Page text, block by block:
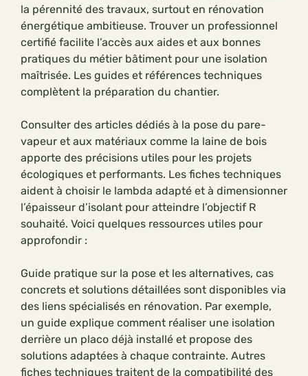
la pérennité des travaux, surtout en rénovation
énergétique ambitieuse. Trouver un professionnel
certifié facilite l’accès aux aides et aux bonnes
pratiques du métier bâtiment pour une isolation
maîtrisée. Les guides et références techniques
complètent la préparation du chantier.
Consulter des articles dédiés à la pose du pare-
vapeur et aux matériaux comme la laine de bois
apporte des précisions utiles pour les projets
écologiques et performants. Les fiches techniques
aident à choisir le lambda adapté et à dimensionner
l’épaisseur d’isolant pour atteindre l’objectif R
souhaité. Voici quelques ressources utiles pour
approfondir :
Guide pratique sur la pose et les alternatives, cas
concrets et solutions détaillées sont disponibles via
des liens spécialisés en rénovation. Par exemple,
un guide explique comment réaliser une isolation
derrière un placo déjà installé et propose des
solutions adaptées à chaque contrainte. Autres
fiches techniques traitent de la compatibilité des